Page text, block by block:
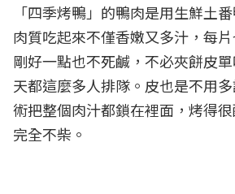
「四季烤鴨」的鴨肉是用生鮮土
肉質吃起來不僅香嫩又多汁，每
剛好一點也不死鹹，不必夾餅皮
天都這麼多人排隊。皮也是不用
術把整個肉汁都鎖在裡面，烤得
完全不柴。